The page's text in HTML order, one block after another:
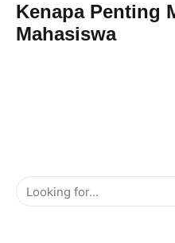
Kenapa Penting
Mahasiswa